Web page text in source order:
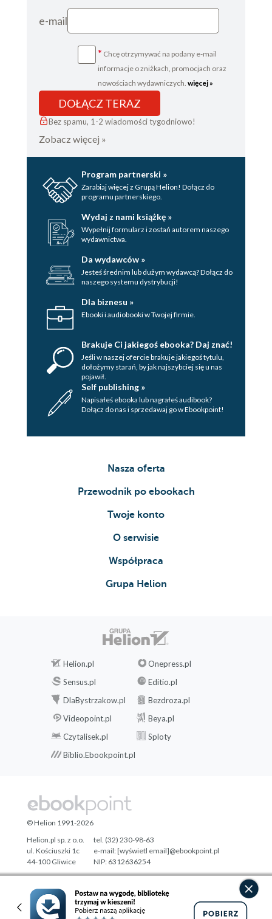
e-mail
* Chcę otrzymywać na podany e-mail
informacje o zniżkach, promocjach oraz
nowościach wydawniczych. więcej »
DOŁĄCZ TERAZ
Bez spamu, 1-2 wiadomości tygodniowo!
Zobacz więcej »
Program partnerski »
Zarabiaj więcej z Grupą Helion! Dołącz do
programu partnerskiego.
Wydaj z nami książkę »
Wypełnij formularz i zostań autorem naszego
wydawnictwa.
Da wydawców »
Jesteś średnim lub dużym wydawcą? Dołącz do
naszego systemu dystrybucji!
Dla biznesu »
Ebooki i audiobooki w Twojej firmie.
Brakuje Ci jakiegoś ebooka? Daj znać!
Jeśli w naszej ofercie brakuje jakiegoś tytulu,
dołożymy starań, by jak najszybciej się u nas
pojawił.
Self publishing »
Napisałeś ebooka lub nagrałeś audibook?
Dołącz do nas i sprzedawaj go w Ebookpoint!
Nasza oferta
Przewodnik po ebookach
Twoje konto
O serwisie
Współpraca
Grupa Helion
Helion.pl
Onepress.pl
Sensus.pl
Editio.pl
DlaBystrzakow.pl
Bezdroza.pl
Videopoint.pl
Beya.pl
Czytalisek.pl
Sploty
Biblio.Ebookpoint.pl
Designed with ♥ byTonik.pl
© Helion 1991-2026
Helion.pl sp. z o.o.
ul. Kościuszki 1c
44-100 Gliwice
tel. (32) 230-98-63
e-mail:[wyświetl email]@ebookpoint.pl
NIP: 6312636254
Regon: 241989027